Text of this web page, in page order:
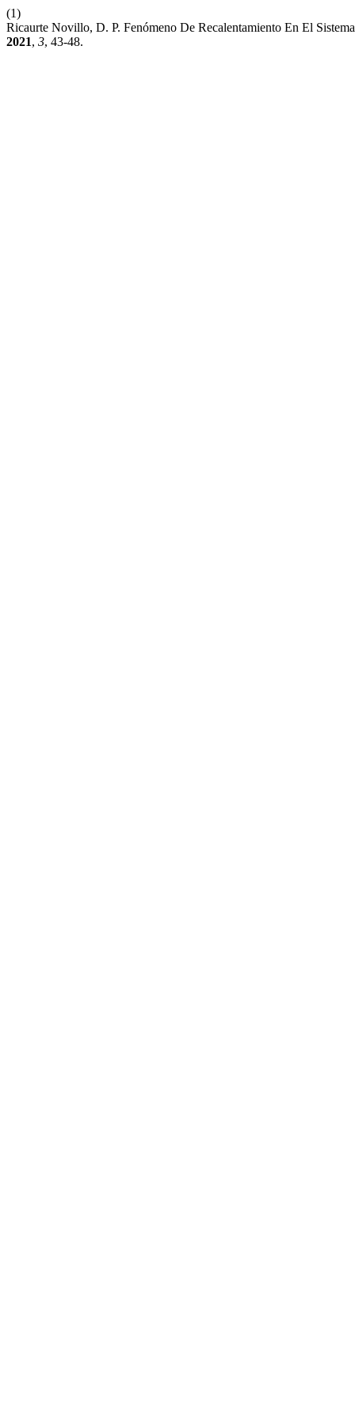
(1)
Ricaurte Novillo, D. P. Fenómeno De Recalentamiento En El
2021, 3, 43-48.